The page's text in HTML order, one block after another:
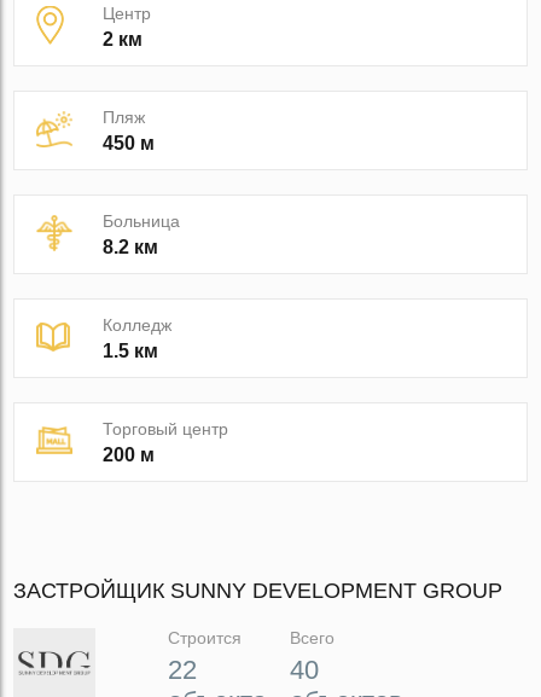
Центр
2 км
Пляж
450 м
Больница
8.2 км
Колледж
1.5 км
Торговый центр
200 м
ЗАСТРОЙЩИК SUNNY DEVELOPMENT GROUP
Строится
22
Всего
40